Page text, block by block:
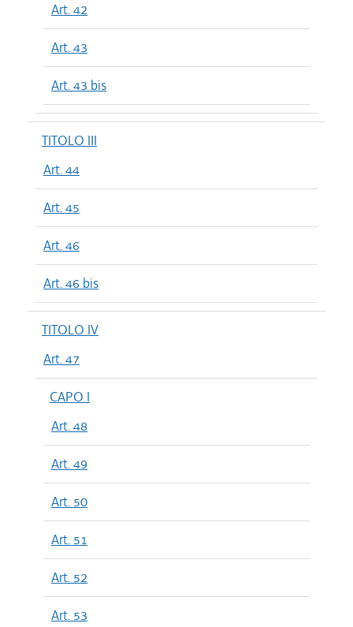
Art. 42
Art. 43
Art. 43 bis
TITOLO III
Art. 44
Art. 45
Art. 46
Art. 46 bis
TITOLO IV
Art. 47
CAPO I
Art. 48
Art. 49
Art. 50
Art. 51
Art. 52
Art. 53